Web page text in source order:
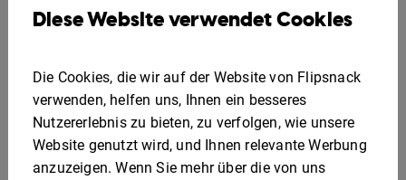
Diese Website verwendet Cookies
Die Cookies, die wir auf der Website von Flipsnack
verwenden, helfen uns, Ihnen ein besseres
Nutzererlebnis zu bieten, zu verfolgen, wie unsere
Website genutzt wird, und Ihnen relevante Werbung
anzuzeigen. Wenn Sie mehr über die von uns